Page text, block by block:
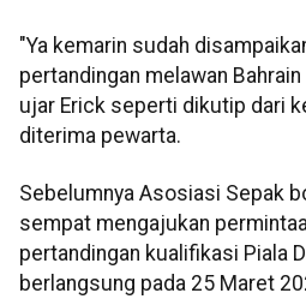
"Ya kemarin sudah
pertandingan melawan
ujar Erick seperti dikutip dari
diterima pewarta.
Sebelumnya Asosiasi Sepak
sempat mengajukan
pertandingan kualifikasi Piala
berlangsung pada 25 Maret